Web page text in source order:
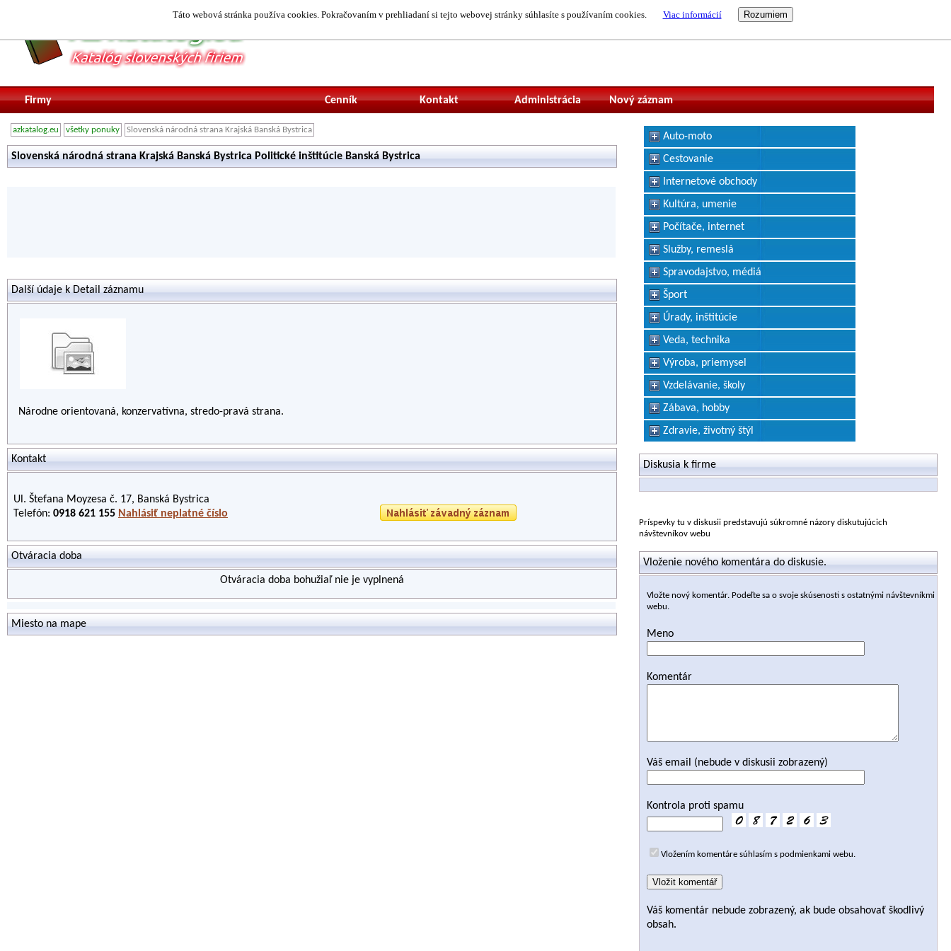
Táto webová stránka používa cookies. Pokračovaním v prehliadaní si tejto webovej stránky súhlasíte s používaním cookies. Viac informácií
Firmy Nový záznam
Administrácia
Kontakt
Cenník
azkatalog.eu všetky ponuky Slovenská národná strana Krajská Banská Bystrica
Slovenská národná strana Krajská Banská Bystrica Politické inštitúcie Banská Bystrica
Další údaje k Detail záznamu
Národne orientovaná, konzervatívna, stredo-pravá strana.
Kontakt
Ul. Štefana Moyzesa č. 17, Banská Bystrica
Telefón: 0918 621 155 Nahlásiť neplatné číslo
Otváracia doba
Otváracia doba bohužiaľ nie je vyplnená
Miesto na mape
Auto-moto
Cestovanie
Internetové obchody
Kultúra, umenie
Počítače, internet
Služby, remeslá
Spravodajstvo, médiá
Šport
Úrady, inštitúcie
Veda, technika
Výroba, priemysel
Vzdelávanie, školy
Zábava, hobby
Zdravie, životný štýl
Diskusia k firme
Príspevky tu v diskusii predstavujú súkromné názory diskutujúcich
návštevníkov webu
Vloženie nového komentára do diskusie.
Vložte nový komentár. Podeľte sa o svoje skúsenosti s ostatnými návštevníkmi
webu.
Meno
Komentár
Váš email (nebude v diskusii zobrazený)
Kontrola proti spamu
Vložením komentáre súhlasím s podmienkami webu.
Váš komentár nebude zobrazený, ak bude obsahovať škodlivý
obsah.